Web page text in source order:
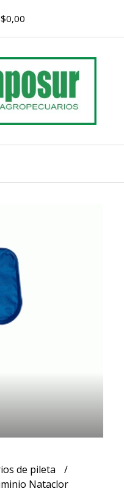
$0,00
de pileta
Nataclor